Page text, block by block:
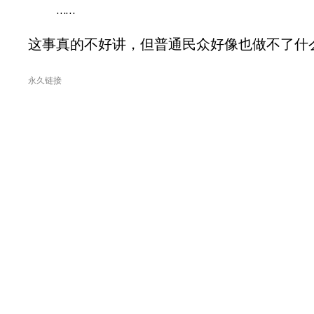
……
这事真的不好讲，但普通民众好像也做不了什
永久链接